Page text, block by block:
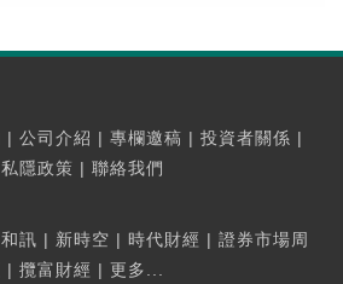
| 公司介紹 | 專欄邀稿 | 投資者關係 |
私隱政策 | 聯絡我們
和訊 | 新時空 | 時代財經 | 證券市場周
| 攬富財經 | 更多...